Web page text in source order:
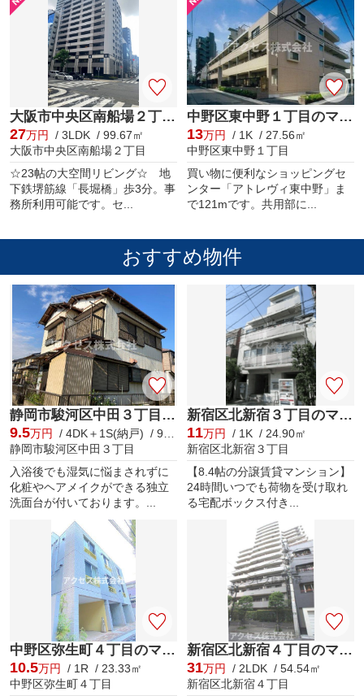
大阪市中央区南船場２丁目のマンション
27万円 / 3LDK / 99.67㎡
大阪市中央区南船場２丁目
☆23帖の大空間リビング☆ 地
下鉄堺筋線「長堀橋」歩3分。事
務所利用可能です。セ...
中野区東中野１丁目のマンション
13万円 / 1K / 27.56㎡
中野区東中野１丁目
買い物に便利なショッピングセ
ンター「アトレヴィ東中野」ま
で121mです。共用部に...
おすすめ物件
静岡市駿河区中田３丁目の一戸建て
9.5万円 / 4DK＋1S(納戸) / 90.25㎡
静岡市駿河区中田３丁目
入浴後でも湿気に悩まされずに
化粧やヘアメイクができる独立
洗面台が付いております。...
新宿区北新宿３丁目のマンション
11万円 / 1K / 24.90㎡
新宿区北新宿３丁目
【8.4帖の分譲賃貸マンション】
24時間いつでも荷物を受け取れ
る宅配ボックス付き...
中野区弥生町４丁目のマンション
10.5万円
/ 1R / 23.33㎡
中野区弥生町４丁目
新宿区北新宿４丁目のマンション
31万円
/ 2LDK / 54.54㎡
新宿区北新宿４丁目